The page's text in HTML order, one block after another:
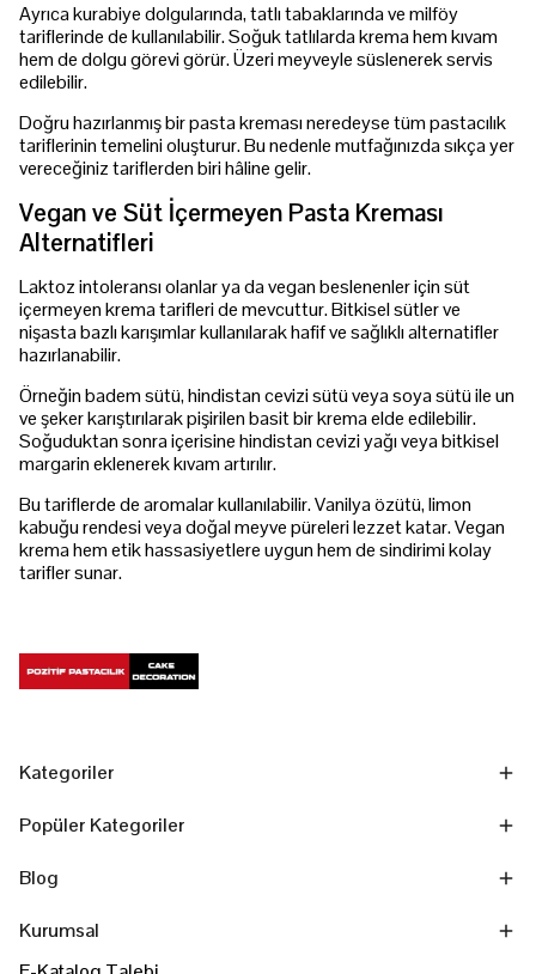
Ayrıca kurabiye dolgularında, tatlı tabaklarında ve milföy
tariflerinde de kullanılabilir. Soğuk tatlılarda krema hem kıvam
hem de dolgu görevi görür. Üzeri meyveyle süslenerek servis
edilebilir.
Doğru hazırlanmış bir pasta kreması neredeyse tüm pastacılık
tariflerinin temelini oluşturur. Bu nedenle mutfağınızda sıkça yer
vereceğiniz tariflerden biri hâline gelir.
Vegan ve Süt İçermeyen Pasta Kreması
Alternatifleri
Laktoz intoleransı olanlar ya da vegan beslenenler için süt
içermeyen krema tarifleri de mevcuttur. Bitkisel sütler ve
nişasta bazlı karışımlar kullanılarak hafif ve sağlıklı alternatifler
hazırlanabilir.
Örneğin badem sütü, hindistan cevizi sütü veya soya sütü ile un
ve şeker karıştırılarak pişirilen basit bir krema elde edilebilir.
Soğuduktan sonra içerisine hindistan cevizi yağı veya bitkisel
margarin eklenerek kıvam artırılır.
Bu tariflerde de aromalar kullanılabilir. Vanilya özütü, limon
kabuğu rendesi veya doğal meyve püreleri lezzet katar. Vegan
krema hem etik hassasiyetlere uygun hem de sindirimi kolay
tarifler sunar.
Kategoriler
Popüler Kategoriler
Blog
Kurumsal